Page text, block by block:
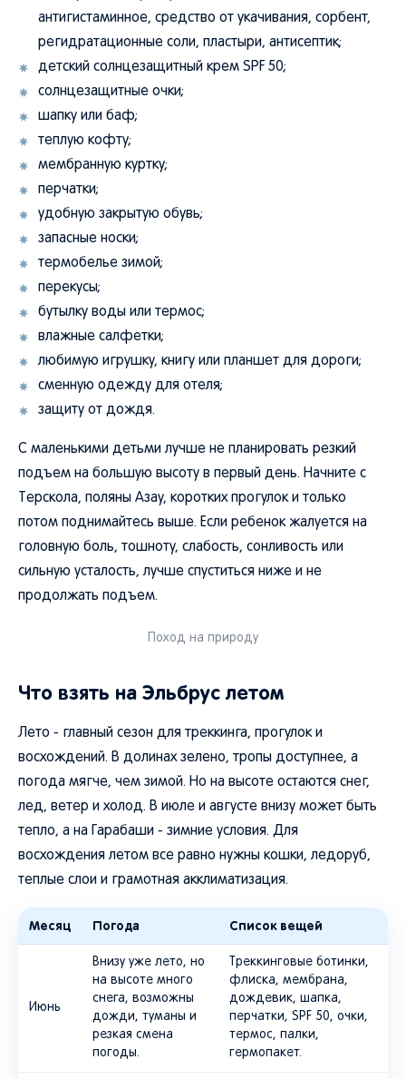
антигистаминное, средство от укачивания, сорбент,
регидратационные соли, пластыри, антисептик;
детский солнцезащитный крем SPF 50;
солнцезащитные очки;
шапку или баф;
теплую кофту;
мембранную куртку;
перчатки;
удобную закрытую обувь;
запасные носки;
термобелье зимой;
перекусы;
бутылку воды или термос;
влажные салфетки;
любимую игрушку, книгу или планшет для дороги;
сменную одежду для отеля;
защиту от дождя.
С маленькими детьми лучше не планировать резкий
подъем на большую высоту в первый день. Начните с
Терскола, поляны Азау, коротких прогулок и только
потом поднимайтесь выше. Если ребенок жалуется на
головную боль, тошноту, слабость, сонливость или
сильную усталость, лучше спуститься ниже и не
продолжать подъем.
Поход на природу
Что взять на Эльбрус летом
Лето - главный сезон для треккинга, прогулок и
восхождений. В долинах зелено, тропы доступнее, а
погода мягче, чем зимой. Но на высоте остаются снег,
лед, ветер и холод. В июле и августе внизу может быть
тепло, а на Гарабаши - зимние условия. Для
восхождения летом все равно нужны кошки, ледоруб,
теплые слои и грамотная акклиматизация.
Месяц Погода Список вещей
Июнь
Внизу уже лето, но
на высоте много
снега, возможны
дожди, туманы и
резкая смена
погоды.
Треккинговые ботинки,
флиска, мембрана,
дождевик, шапка,
перчатки, SPF 50, очки,
термос, палки,
гермопакет.